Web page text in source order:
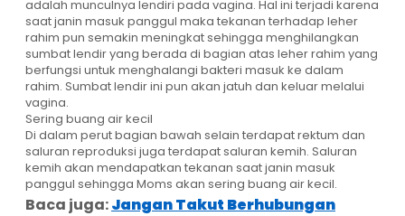
adalah munculnya lendiri pada vagina. Hal ini terjadi karena
saat janin masuk panggul maka tekanan terhadap leher
rahim pun semakin meningkat sehingga menghilangkan
sumbat lendir yang berada di bagian atas leher rahim yang
berfungsi untuk menghalangi bakteri masuk ke dalam
rahim. Sumbat lendir ini pun akan jatuh dan keluar melalui
vagina.
Sering buang air kecil
Di dalam perut bagian bawah selain terdapat rektum dan
saluran reproduksi juga terdapat saluran kemih. Saluran
kemih akan mendapatkan tekanan saat janin masuk
panggul sehingga Moms akan sering buang air kecil.
Baca juga:Jangan Takut Berhubungan